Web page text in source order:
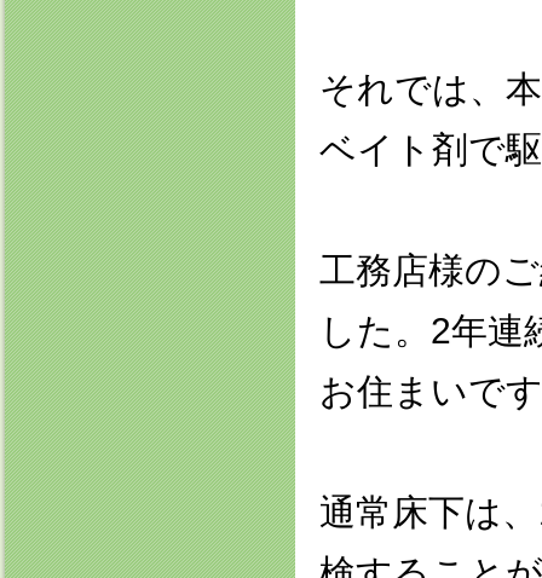
それでは、
ベイト剤で
工務店様の
した。2年
お住まいで
通常床下は